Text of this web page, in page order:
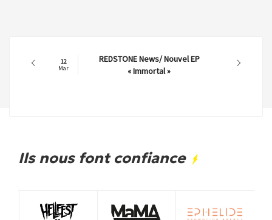
12
Mar
REDSTONE News/ Nouvel EP
« Immortal »
Ils nous font confiance